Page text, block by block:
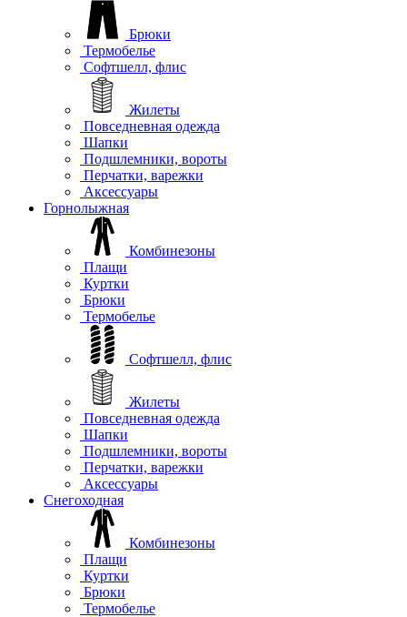
Брюки
Термобелье
Софтшелл, флис
Жилеты
Повседневная одежда
Шапки
Подшлемники, вороты
Перчатки, варежки
Аксессуары
Горнолыжная
Комбинезоны
Плащи
Куртки
Брюки
Термобелье
Софтшелл, флис
Жилеты
Повседневная одежда
Шапки
Подшлемники, вороты
Перчатки, варежки
Аксессуары
Снегоходная
Комбинезоны
Плащи
Куртки
Брюки
Термобелье